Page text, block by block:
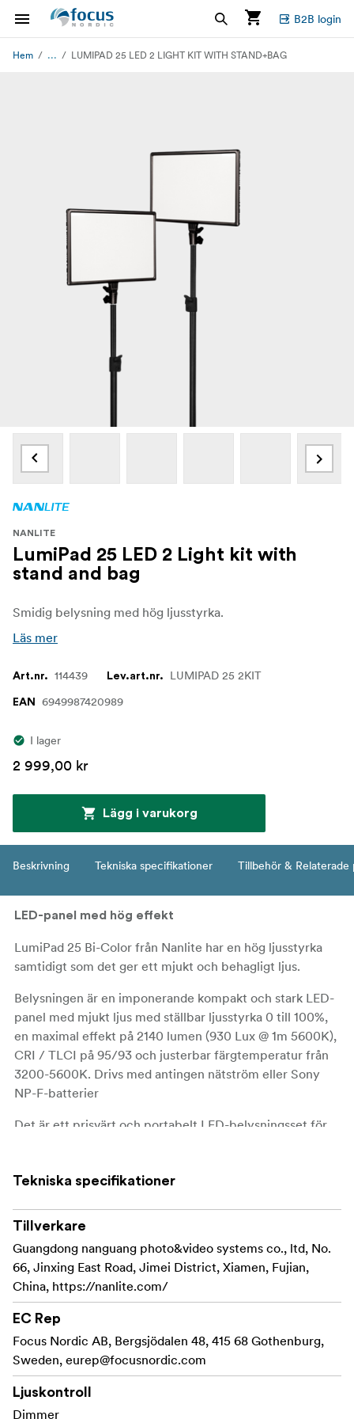
B2B login
Hem ... LUMIPAD 25 LED 2 LIGHT KIT WITH STAND+BAG
NANLITE
LumiPad 25 LED 2 Light kit with
stand and bag
Smidig belysning med hög ljusstyrka.
Läs mer
Art.nr. 114439 Lev.art.nr. LUMIPAD 25 2KIT
EAN 6949987420989
I lager
2 999,00 kr
Lägg i varukorg
Beskrivning Tekniska specifikationer Tillbehör & Relaterade
LED-panel med hög effekt
LumiPad 25 Bi-Color från Nanlite har en hög ljusstyrka
samtidigt som det ger ett mjukt och behagligt ljus.
Belysningen är en imponerande kompakt och stark LED-
panel med mjukt ljus med ställbar ljusstyrka 0 till 100%,
en maximal effekt på 2140 lumen (930 Lux @ 1m 5600K),
CRI / TLCI på 95/93 och justerbar färgtemperatur från
3200-5600K. Drivs med antingen nätström eller Sony
NP-F-batterier
Det är ett prisvärt och portabelt LED-belysningsset för
LumiPad-seriens LED-paneler skapar en snygg diffus
ljusbild med korrekt färgåtergivning med minimal
inställning. Perfekt i studion för livestreaming, vlogging,
foto, video och mycket mer.
Kreativ kontroll
Få ett imponerande resultat utan att lägga till plastfilter
eller tygdiffusion. LumiPad 25: s kontrollknappar gör att
du kan enkelt kan ställa in ljusstyrka från 0-100% och
temperatur från varmt till kallt ljus (3200-5600K).
Tekniska specifikationer
Tillverkare
Guangdong nanguang photo&video systems co., ltd, No.
66, Jinxing East Road, Jimei District, Xiamen, Fujian,
China, https://nanlite.com/
EC Rep
Focus Nordic AB, Bergsjödalen 48, 415 68 Gothenburg,
Sweden, eurep@focusnordic.com
Ljuskontroll
Dimmer